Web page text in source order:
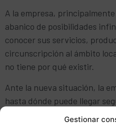
Gestionar
A la empresa,
abanico de posibilidades
conocer sus servicios,
circunscripción al ámbito
no tiene por qué existir.
Ante la nueva situación, la
hasta dónde puede llegar
pesar de no renunciar a